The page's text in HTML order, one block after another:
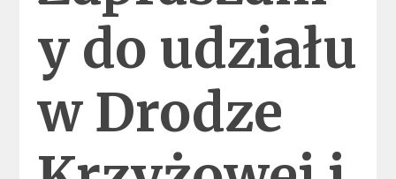
y do udziału
w Drodze